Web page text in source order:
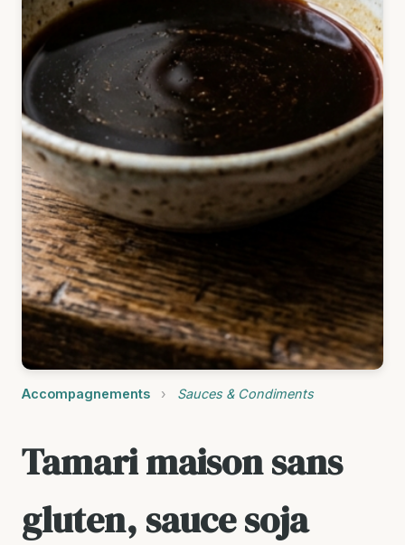
Accompagnements › Sauces & Condiments
Tamari maison sans
gluten, sauce soja